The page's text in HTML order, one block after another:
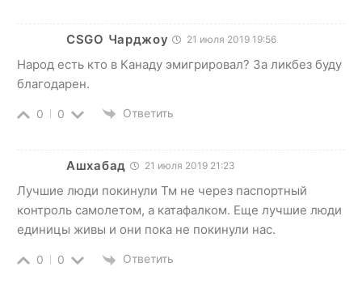
CSGO Чарджоу 21 июля 2019 19:56
Народ есть кто в Канаду эмигрировал? За ликбез буду
благодарен.
0 0 Ответить
Ашхабад 21 июля 2019 21:23
Лучшие люди покинули Тм не через паспортный
контроль самолетом, а катафалком. Еще лучшие люди
единицы живы и они пока не покинули нас.
0 0 Ответить